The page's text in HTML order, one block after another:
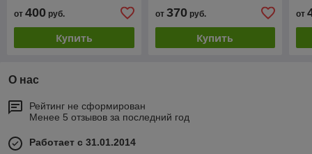
от 400 руб.
Купить
от 370руб.
Купить
от
О нас
Рейтинг не сформирован
Менее 5 отзывов за последний год
Работает с 31.01.2014